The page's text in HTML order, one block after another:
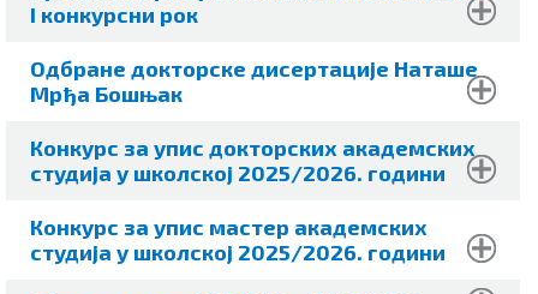
I конкурсни рок
Одбране докторске дисертације Наташе
Мрђа Бошњак
Конкурс за упис докторских академских
студија у шкoлској 2025/2026. години
Конкурс за упис мастер академских
студија у шкoлској 2025/2026. години